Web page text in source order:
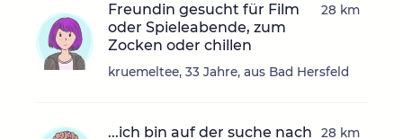
Freundin gesucht für Film
oder Spieleabende, zum
Zocken oder chillen
kruemeltee, 33 Jahre, aus Bad Hersfeld
28 km
...ich bin auf der suche nach
28 km